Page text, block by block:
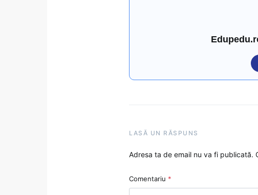
LASĂ UN RĂSPUNS
Adresa ta de email nu va fi publicată.
Comentariu *